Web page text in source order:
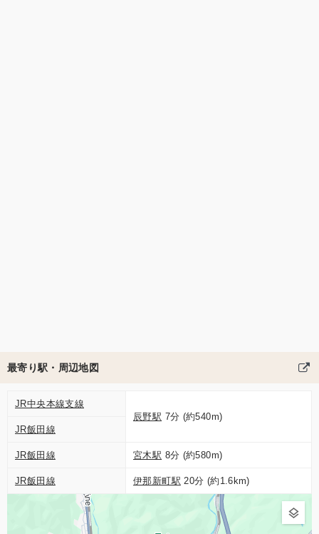
最寄り駅・周辺地図
JR中央本線支線
辰野駅 7分 (約540m)
JR飯田線
JR飯田線 宮木駅 8分 (約580m)
JR飯田線 伊那新町駅 20分 (約1.6km)